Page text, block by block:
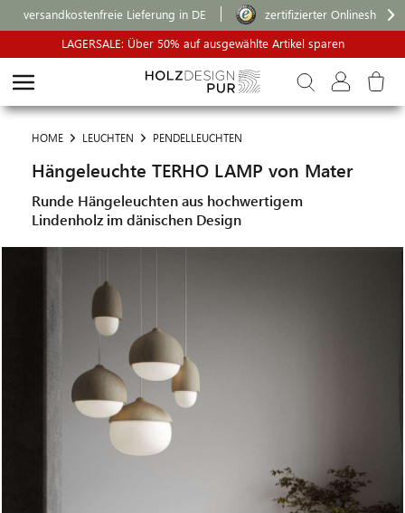
versandkostenfreie Lieferung in DE
zertifizierter Onlineshop
LAGERSALE: Über 50% auf ausgewählte Artikel sparen
HOME LEUCHTEN PENDELLEUCHTEN
Hängeleuchte TERHO LAMP von Mater
Runde Hängeleuchten aus hochwertigem
Lindenholz im dänischen Design